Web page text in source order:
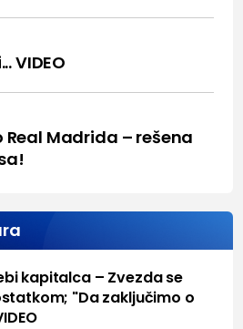
VIDEO
Real Madrida – rešena
kapitalca – Zvezda se
"Da zaključimo o